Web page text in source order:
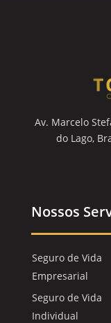
Av. Marcelo
do Lago,
Nossos
Seguro de Vida
Empresarial
Seguro de Vida
Individual